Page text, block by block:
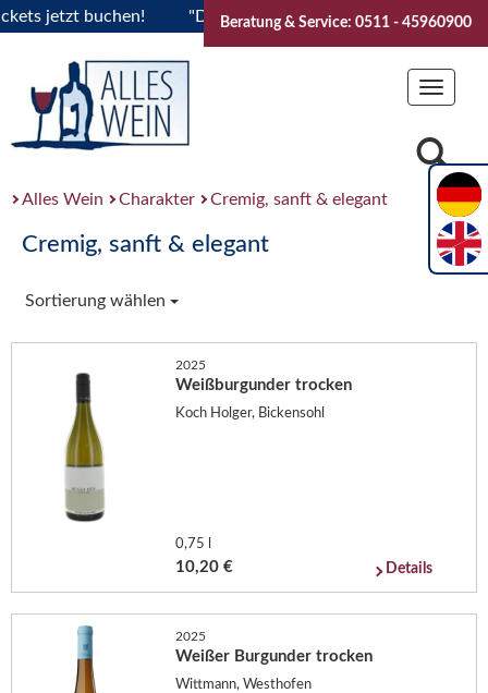
jetzt buchen! "Das Sommerfest 2026" Vive la
Beratung & Service: 0511 - 45960900
Toggle
Alles Wein Charakter Cremig, sanft & elegant
Cremig, sanft & elegant
Sortierung wählen
2025
Weißburgunder trocken
Koch Holger, Bickensohl
0,75 l
10,20 € Details
2025
Weißer Burgunder trocken
Wittmann, Westhofen